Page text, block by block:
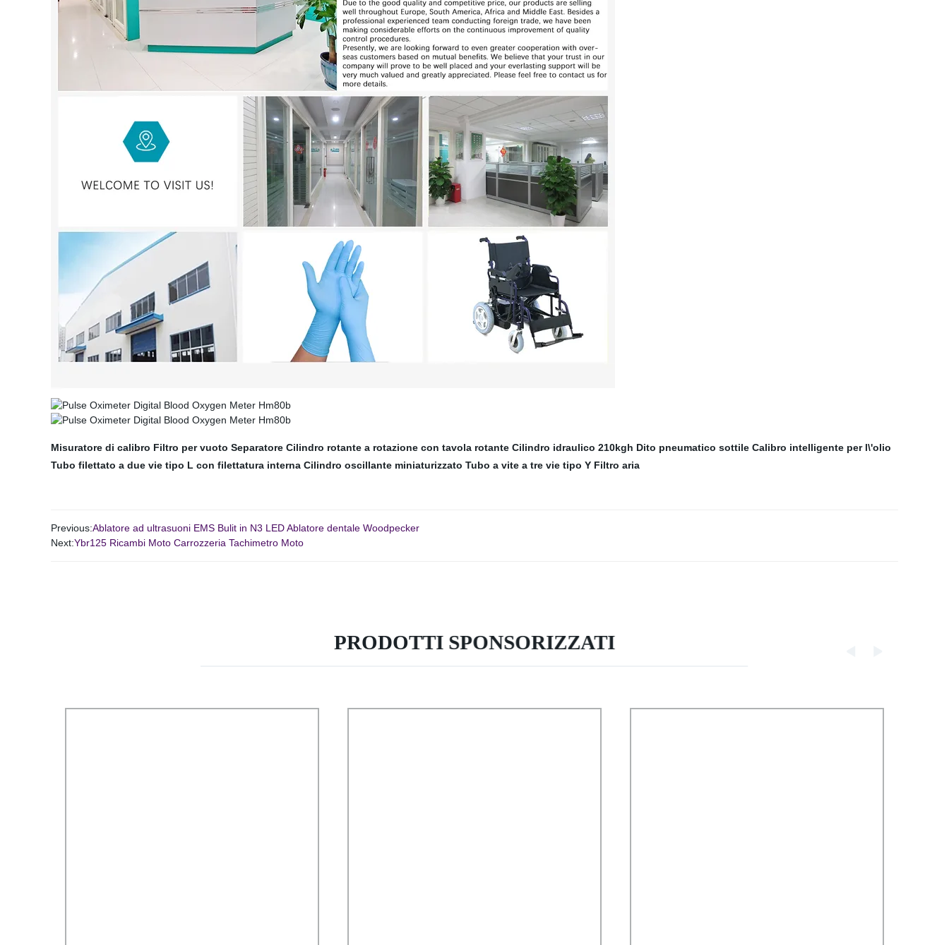
Misuratore di calibro Filtro per vuoto Separatore Cilindro rotante a rotazione con tavola rotante Cilindro idraulico 210kgh Dito pneumatico sottile Calibro intelligente per l\'olio
Tubo filettato a due vie tipo L con filettatura interna Cilindro oscillante miniaturizzato Tubo a vite a tre vie tipo Y Filtro aria
Previous:Ablatore ad ultrasuoni EMS Bulit in N3 LED Ablatore dentale Woodpecker
Next:Ybr125 Ricambi Moto Carrozzeria Tachimetro Moto
PRODOTTI SPONSORIZZATI